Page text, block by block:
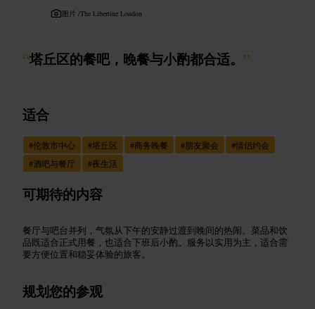
图片 /The Libertine London
“塔丘区的餐吧，晚餐与小酌都合适。 ”
适合
#伦敦市中心 #塔丘区 #商务晚餐 #朋友聚会 #情侣约会
#酒吧与餐厅 #夜生活
可期待的内容
餐厅与吧台并列，气氛从下午的安静过渡到晚间的热闹。菜品和饮
品既适合正式用餐，也适合下班后小酌。服务以实用为主，适合需
要方便位置和稳妥体验的旅客。
规划您的参观